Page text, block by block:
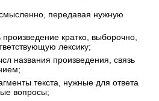
передавая нужную
произведение кратко, выборочно,
лексику;
названия произведения, связь
текста, нужные для ответа
вопросы;